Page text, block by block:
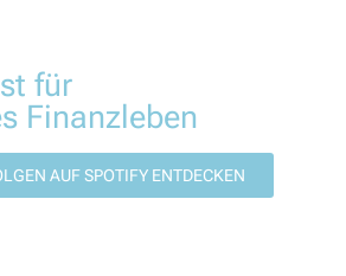
für
Finanzleben
AUF SPOTIFY ENTDECKEN